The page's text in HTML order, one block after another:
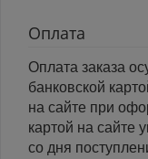
Оплата
Оплата заказа
банковской
на сайте при
картой на сайте
со дня